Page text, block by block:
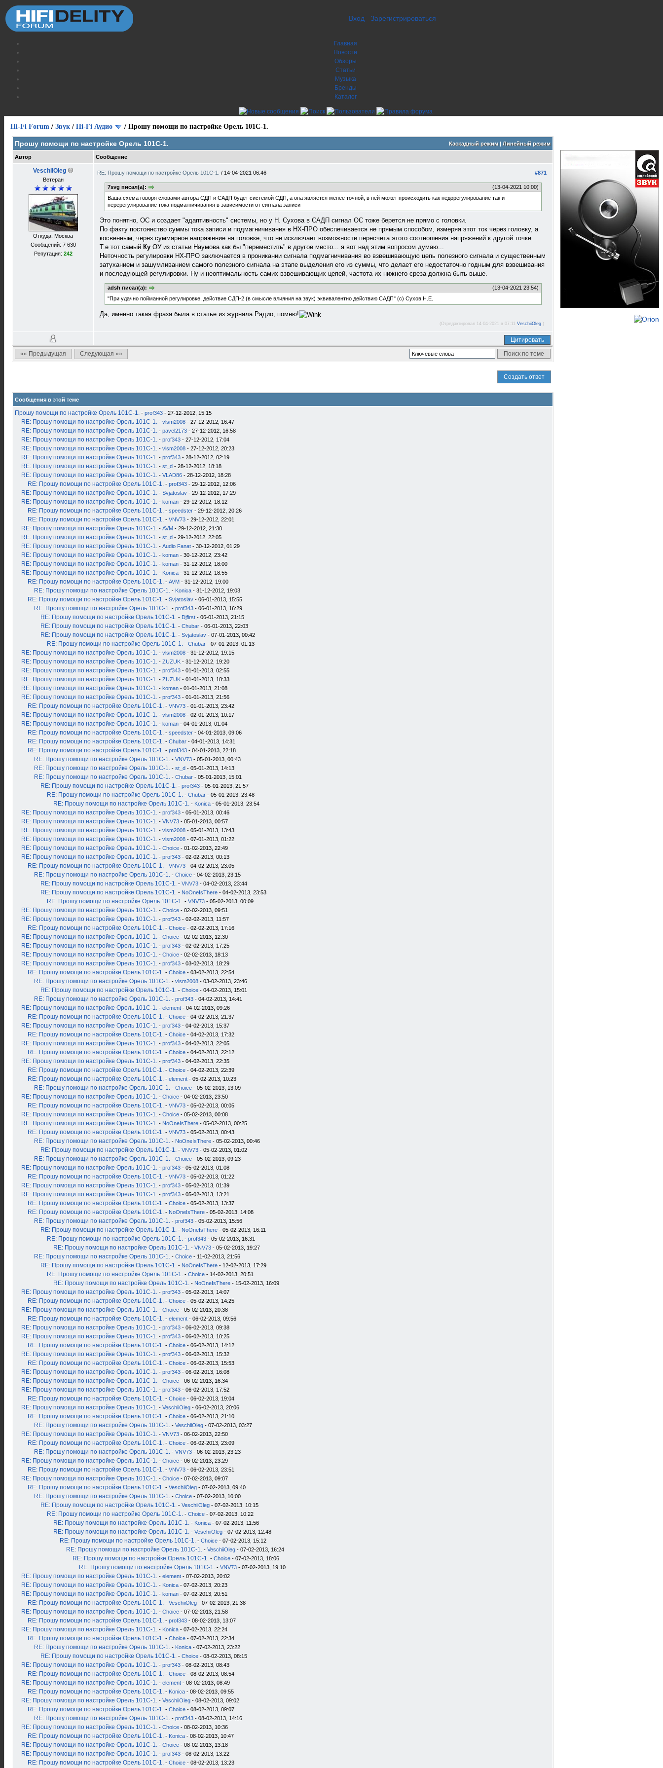
Вход Зарегистрироваться
Главная
Новости
Обзоры
Статьи
Музыка
Бренды
Каталог
Hi-Fi Forum / Звук / Hi-Fi Аудио / Прошу помощи по настройке Орель 101С-1.
Каскадный режим| Линейный режим
Прошу помощи по настройке Орель 101С-1.
Автор Сообщение
VeschiiOleg
Ветеран
Откуда: Москва
Сообщений: 7 630
Репутация: 242
#871
RE: Прошу помощи по настройке Орель 101С-1. / 14-04-2021 06:46
(13-04-2021 10:00)
7svg писал(а):
Ваша схема говоря словами автора СДП и САДП будет системой СДП, а она является менее точной, в ней может происходить как недорегулирование так и
перерегулирование тока подмагничивания в зависимости от сигнала записи
Это понятно, ОС и создает "адаптивность" системы, но у Н. Сухова в САДП сигнал OC тоже берется не прямо с головки.
По факту постоянство суммы тока записи и подмагничивания в НХ-ПРО обеспечивается не прямым способом, измеряя этот ток через головку, а
косвенным, через суммарное напряжение на головке, что не исключает возможности пересчета этого соотношения напряжений к другой точке...
Т.е тот самый Ку ОУ из статьи Наумова как бы "переместить" в другое место... я вот над этим вопросом думаю...
Неточность регулировки НХ-ПРО заключается в проникании сигнала подмагничивания во взвешивающую цепь полезного сигнала и существенным
затуханием и зашумливанием самого полезного сигнала на этапе выделения его из суммы, что делает его недостаточно годным для взвешивания
и последующей регулировки. Ну и неоптимальность самих взвешивающих цепей, частота их нижнего среза должна быть выше.
(13-04-2021 23:54)
adsh писал(а):
"При удачно пойманной регулировке, действие СДП-2 (в смысле влияния на звук) эквивалентно действию САДП" (с) Сухов Н.Е.
Да, именно такая фраза была в статье из журнала Радио, помню!
(Отредактировал 14-04-2021 в 07:11 VeschiiOleg .)
Цитировать
«« Предыдущая
Следующая »»
Создать ответ
Сообщения в этой теме
Прошу помощи по настройке Орель 101С-1. - prof343 - 27-12-2012, 15:15
RE: Прошу помощи по настройке Орель 101С-1. - vlsm2008 - 27-12-2012, 16:47
RE: Прошу помощи по настройке Орель 101С-1. - pavel2173 - 27-12-2012, 16:58
RE: Прошу помощи по настройке Орель 101С-1. - prof343 - 27-12-2012, 17:04
RE: Прошу помощи по настройке Орель 101С-1. - vlsm2008 - 27-12-2012, 20:23
RE: Прошу помощи по настройке Орель 101С-1. - prof343 - 28-12-2012, 02:19
RE: Прошу помощи по настройке Орель 101С-1. - st_d - 28-12-2012, 18:18
RE: Прошу помощи по настройке Орель 101С-1. - VLAD86 - 28-12-2012, 18:28
RE: Прошу помощи по настройке Орель 101С-1. - prof343 - 29-12-2012, 12:06
RE: Прошу помощи по настройке Орель 101С-1. - Svjatoslav - 29-12-2012, 17:29
RE: Прошу помощи по настройке Орель 101С-1. - koman - 29-12-2012, 18:12
RE: Прошу помощи по настройке Орель 101С-1. - speedster - 29-12-2012, 20:26
RE: Прошу помощи по настройке Орель 101С-1. - VNV73 - 29-12-2012, 22:01
RE: Прошу помощи по настройке Орель 101С-1. - AVM - 29-12-2012, 21:30
RE: Прошу помощи по настройке Орель 101С-1. - st_d - 29-12-2012, 22:05
RE: Прошу помощи по настройке Орель 101С-1. - Audio Fanat - 30-12-2012, 01:29
RE: Прошу помощи по настройке Орель 101С-1. - koman - 30-12-2012, 23:42
RE: Прошу помощи по настройке Орель 101С-1. - koman - 31-12-2012, 18:00
RE: Прошу помощи по настройке Орель 101С-1. - Konica - 31-12-2012, 18:55
RE: Прошу помощи по настройке Орель 101С-1. - AVM - 31-12-2012, 19:00
RE: Прошу помощи по настройке Орель 101С-1. - Konica - 31-12-2012, 19:03
RE: Прошу помощи по настройке Орель 101С-1. - Svjatoslav - 06-01-2013, 15:55
RE: Прошу помощи по настройке Орель 101С-1. - prof343 - 06-01-2013, 16:29
RE: Прошу помощи по настройке Орель 101С-1. - Djfirst - 06-01-2013, 21:15
RE: Прошу помощи по настройке Орель 101С-1. - Chubar - 06-01-2013, 22:03
RE: Прошу помощи по настройке Орель 101С-1. - Svjatoslav - 07-01-2013, 00:42
RE: Прошу помощи по настройке Орель 101С-1. - Chubar - 07-01-2013, 01:13
RE: Прошу помощи по настройке Орель 101С-1. - vlsm2008 - 31-12-2012, 19:15
RE: Прошу помощи по настройке Орель 101С-1. - ZUZUK - 31-12-2012, 19:20
RE: Прошу помощи по настройке Орель 101С-1. - prof343 - 01-01-2013, 02:55
RE: Прошу помощи по настройке Орель 101С-1. - ZUZUK - 01-01-2013, 18:33
RE: Прошу помощи по настройке Орель 101С-1. - koman - 01-01-2013, 21:08
RE: Прошу помощи по настройке Орель 101С-1. - prof343 - 01-01-2013, 21:56
RE: Прошу помощи по настройке Орель 101С-1. - VNV73 - 01-01-2013, 23:42
RE: Прошу помощи по настройке Орель 101С-1. - vlsm2008 - 02-01-2013, 10:17
RE: Прошу помощи по настройке Орель 101С-1. - koman - 04-01-2013, 01:04
RE: Прошу помощи по настройке Орель 101С-1. - speedster - 04-01-2013, 09:06
RE: Прошу помощи по настройке Орель 101С-1. - Chubar - 04-01-2013, 14:31
RE: Прошу помощи по настройке Орель 101С-1. - prof343 - 04-01-2013, 22:18
RE: Прошу помощи по настройке Орель 101С-1. - VNV73 - 05-01-2013, 00:43
RE: Прошу помощи по настройке Орель 101С-1. - st_d - 05-01-2013, 14:13
RE: Прошу помощи по настройке Орель 101С-1. - Chubar - 05-01-2013, 15:01
RE: Прошу помощи по настройке Орель 101С-1. - prof343 - 05-01-2013, 21:57
RE: Прошу помощи по настройке Орель 101С-1. - Chubar - 05-01-2013, 23:48
RE: Прошу помощи по настройке Орель 101С-1. - Konica - 05-01-2013, 23:54
RE: Прошу помощи по настройке Орель 101С-1. - prof343 - 05-01-2013, 00:46
RE: Прошу помощи по настройке Орель 101С-1. - VNV73 - 05-01-2013, 00:57
RE: Прошу помощи по настройке Орель 101С-1. - vlsm2008 - 05-01-2013, 13:43
RE: Прошу помощи по настройке Орель 101С-1. - vlsm2008 - 07-01-2013, 01:22
RE: Прошу помощи по настройке Орель 101С-1. - Choice - 01-02-2013, 22:49
RE: Прошу помощи по настройке Орель 101С-1. - prof343 - 02-02-2013, 00:13
RE: Прошу помощи по настройке Орель 101С-1. - VNV73 - 04-02-2013, 23:05
RE: Прошу помощи по настройке Орель 101С-1. - Choice - 04-02-2013, 23:15
RE: Прошу помощи по настройке Орель 101С-1. - VNV73 - 04-02-2013, 23:44
RE: Прошу помощи по настройке Орель 101С-1. - NoOneIsThere - 04-02-2013, 23:53
RE: Прошу помощи по настройке Орель 101С-1. - VNV73 - 05-02-2013, 00:09
RE: Прошу помощи по настройке Орель 101С-1. - Choice - 02-02-2013, 09:51
RE: Прошу помощи по настройке Орель 101С-1. - prof343 - 02-02-2013, 11:57
RE: Прошу помощи по настройке Орель 101С-1. - Choice - 02-02-2013, 17:16
RE: Прошу помощи по настройке Орель 101С-1. - Choice - 02-02-2013, 12:30
RE: Прошу помощи по настройке Орель 101С-1. - prof343 - 02-02-2013, 17:25
RE: Прошу помощи по настройке Орель 101С-1. - Choice - 02-02-2013, 18:13
RE: Прошу помощи по настройке Орель 101С-1. - prof343 - 03-02-2013, 18:29
RE: Прошу помощи по настройке Орель 101С-1. - Choice - 03-02-2013, 22:54
RE: Прошу помощи по настройке Орель 101С-1. - vlsm2008 - 03-02-2013, 23:46
RE: Прошу помощи по настройке Орель 101С-1. - Choice - 04-02-2013, 15:01
RE: Прошу помощи по настройке Орель 101С-1. - prof343 - 04-02-2013, 14:41
RE: Прошу помощи по настройке Орель 101С-1. - element - 04-02-2013, 09:26
RE: Прошу помощи по настройке Орель 101С-1. - Choice - 04-02-2013, 21:37
RE: Прошу помощи по настройке Орель 101С-1. - prof343 - 04-02-2013, 15:37
RE: Прошу помощи по настройке Орель 101С-1. - Choice - 04-02-2013, 17:32
RE: Прошу помощи по настройке Орель 101С-1. - prof343 - 04-02-2013, 22:05
RE: Прошу помощи по настройке Орель 101С-1. - Choice - 04-02-2013, 22:12
RE: Прошу помощи по настройке Орель 101С-1. - prof343 - 04-02-2013, 22:35
RE: Прошу помощи по настройке Орель 101С-1. - Choice - 04-02-2013, 22:39
RE: Прошу помощи по настройке Орель 101С-1. - element - 05-02-2013, 10:23
RE: Прошу помощи по настройке Орель 101С-1. - Choice - 05-02-2013, 13:09
RE: Прошу помощи по настройке Орель 101С-1. - Choice - 04-02-2013, 23:50
RE: Прошу помощи по настройке Орель 101С-1. - VNV73 - 05-02-2013, 00:05
RE: Прошу помощи по настройке Орель 101С-1. - Choice - 05-02-2013, 00:08
RE: Прошу помощи по настройке Орель 101С-1. - NoOneIsThere - 05-02-2013, 00:25
RE: Прошу помощи по настройке Орель 101С-1. - VNV73 - 05-02-2013, 00:43
RE: Прошу помощи по настройке Орель 101С-1. - NoOneIsThere - 05-02-2013, 00:46
RE: Прошу помощи по настройке Орель 101С-1. - VNV73 - 05-02-2013, 01:02
RE: Прошу помощи по настройке Орель 101С-1. - Choice - 05-02-2013, 09:23
RE: Прошу помощи по настройке Орель 101С-1. - prof343 - 05-02-2013, 01:08
RE: Прошу помощи по настройке Орель 101С-1. - VNV73 - 05-02-2013, 01:22
RE: Прошу помощи по настройке Орель 101С-1. - prof343 - 05-02-2013, 01:39
RE: Прошу помощи по настройке Орель 101С-1. - prof343 - 05-02-2013, 13:21
RE: Прошу помощи по настройке Орель 101С-1. - Choice - 05-02-2013, 13:37
RE: Прошу помощи по настройке Орель 101С-1. - NoOneIsThere - 05-02-2013, 14:08
RE: Прошу помощи по настройке Орель 101С-1. - prof343 - 05-02-2013, 15:56
RE: Прошу помощи по настройке Орель 101С-1. - NoOneIsThere - 05-02-2013, 16:11
RE: Прошу помощи по настройке Орель 101С-1. - prof343 - 05-02-2013, 16:31
RE: Прошу помощи по настройке Орель 101С-1. - VNV73 - 05-02-2013, 19:27
RE: Прошу помощи по настройке Орель 101С-1. - Choice - 11-02-2013, 21:56
RE: Прошу помощи по настройке Орель 101С-1. - NoOneIsThere - 12-02-2013, 17:29
RE: Прошу помощи по настройке Орель 101С-1. - Choice - 14-02-2013, 20:51
RE: Прошу помощи по настройке Орель 101С-1. - NoOneIsThere - 15-02-2013, 16:09
RE: Прошу помощи по настройке Орель 101С-1. - prof343 - 05-02-2013, 14:07
RE: Прошу помощи по настройке Орель 101С-1. - Choice - 05-02-2013, 14:25
RE: Прошу помощи по настройке Орель 101С-1. - Choice - 05-02-2013, 20:38
RE: Прошу помощи по настройке Орель 101С-1. - element - 06-02-2013, 09:56
RE: Прошу помощи по настройке Орель 101С-1. - prof343 - 06-02-2013, 09:38
RE: Прошу помощи по настройке Орель 101С-1. - prof343 - 06-02-2013, 10:25
RE: Прошу помощи по настройке Орель 101С-1. - Choice - 06-02-2013, 14:12
RE: Прошу помощи по настройке Орель 101С-1. - prof343 - 06-02-2013, 15:32
RE: Прошу помощи по настройке Орель 101С-1. - Choice - 06-02-2013, 15:53
RE: Прошу помощи по настройке Орель 101С-1. - prof343 - 06-02-2013, 16:08
RE: Прошу помощи по настройке Орель 101С-1. - Choice - 06-02-2013, 16:34
RE: Прошу помощи по настройке Орель 101С-1. - prof343 - 06-02-2013, 17:52
RE: Прошу помощи по настройке Орель 101С-1. - Choice - 06-02-2013, 19:04
RE: Прошу помощи по настройке Орель 101С-1. - VeschiiOleg - 06-02-2013, 20:06
RE: Прошу помощи по настройке Орель 101С-1. - Choice - 06-02-2013, 21:10
RE: Прошу помощи по настройке Орель 101С-1. - VeschiiOleg - 07-02-2013, 03:27
RE: Прошу помощи по настройке Орель 101С-1. - VNV73 - 06-02-2013, 22:50
RE: Прошу помощи по настройке Орель 101С-1. - Choice - 06-02-2013, 23:09
RE: Прошу помощи по настройке Орель 101С-1. - VNV73 - 06-02-2013, 23:23
RE: Прошу помощи по настройке Орель 101С-1. - Choice - 06-02-2013, 23:29
RE: Прошу помощи по настройке Орель 101С-1. - VNV73 - 06-02-2013, 23:51
RE: Прошу помощи по настройке Орель 101С-1. - Choice - 07-02-2013, 09:07
RE: Прошу помощи по настройке Орель 101С-1. - VeschiiOleg - 07-02-2013, 09:40
RE: Прошу помощи по настройке Орель 101С-1. - Choice - 07-02-2013, 10:00
RE: Прошу помощи по настройке Орель 101С-1. - VeschiiOleg - 07-02-2013, 10:15
RE: Прошу помощи по настройке Орель 101С-1. - Choice - 07-02-2013, 10:22
RE: Прошу помощи по настройке Орель 101С-1. - Konica - 07-02-2013, 11:56
RE: Прошу помощи по настройке Орель 101С-1. - VeschiiOleg - 07-02-2013, 12:48
RE: Прошу помощи по настройке Орель 101С-1. - Choice - 07-02-2013, 15:12
RE: Прошу помощи по настройке Орель 101С-1. - VeschiiOleg - 07-02-2013, 16:24
RE: Прошу помощи по настройке Орель 101С-1. - Choice - 07-02-2013, 18:06
RE: Прошу помощи по настройке Орель 101С-1. - VNV73 - 07-02-2013, 19:10
RE: Прошу помощи по настройке Орель 101С-1. - element - 07-02-2013, 20:02
RE: Прошу помощи по настройке Орель 101С-1. - Konica - 07-02-2013, 20:23
RE: Прошу помощи по настройке Орель 101С-1. - koman - 07-02-2013, 20:51
RE: Прошу помощи по настройке Орель 101С-1. - VeschiiOleg - 07-02-2013, 21:38
RE: Прошу помощи по настройке Орель 101С-1. - Choice - 07-02-2013, 21:58
RE: Прошу помощи по настройке Орель 101С-1. - prof343 - 08-02-2013, 13:07
RE: Прошу помощи по настройке Орель 101С-1. - Konica - 07-02-2013, 22:24
RE: Прошу помощи по настройке Орель 101С-1. - Choice - 07-02-2013, 22:34
RE: Прошу помощи по настройке Орель 101С-1. - Konica - 07-02-2013, 23:22
RE: Прошу помощи по настройке Орель 101С-1. - Choice - 08-02-2013, 08:15
RE: Прошу помощи по настройке Орель 101С-1. - prof343 - 08-02-2013, 08:43
RE: Прошу помощи по настройке Орель 101С-1. - Choice - 08-02-2013, 08:54
RE: Прошу помощи по настройке Орель 101С-1. - element - 08-02-2013, 08:49
RE: Прошу помощи по настройке Орель 101С-1. - Konica - 08-02-2013, 09:55
RE: Прошу помощи по настройке Орель 101С-1. - VeschiiOleg - 08-02-2013, 09:02
RE: Прошу помощи по настройке Орель 101С-1. - Choice - 08-02-2013, 09:07
RE: Прошу помощи по настройке Орель 101С-1. - prof343 - 08-02-2013, 14:16
RE: Прошу помощи по настройке Орель 101С-1. - Choice - 08-02-2013, 10:36
RE: Прошу помощи по настройке Орель 101С-1. - Konica - 08-02-2013, 10:47
RE: Прошу помощи по настройке Орель 101С-1. - Choice - 08-02-2013, 13:18
RE: Прошу помощи по настройке Орель 101С-1. - prof343 - 08-02-2013, 13:22
RE: Прошу помощи по настройке Орель 101С-1. - Choice - 08-02-2013, 13:23